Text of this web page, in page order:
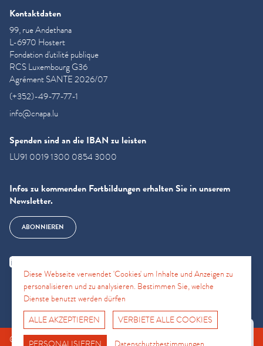
Fro No
Support Hotline
Kontaktdaten
99, rue Andethana
L-6970 Hostert
Fondation d'utilité publique
RCS Luxembourg G36
Agrément SANTE 2026/07
(+352)-49-77-77-1
info@cnapa.lu
Spenden sind an die IBAN zu leisten
LU91 0019 1300 0854 3000
Infos zu kommenden Fortbildungen erhalten Sie in unserem
Newsletter.
ABONNIEREN
© CNAPA 2024, all rights reserved |Rechtliche Hinweise
Diese Webseite verwendet 'Cookies' um Inhalte und Anzeigen zu
personalisieren und zu analysieren. Bestimmen Sie, welche
Dienste benutzt werden dürfen
ALLE AKZEPTIEREN
VERBIETE ALLE COOKIES
PERSONALISIEREN Datenschutzbestimmungen